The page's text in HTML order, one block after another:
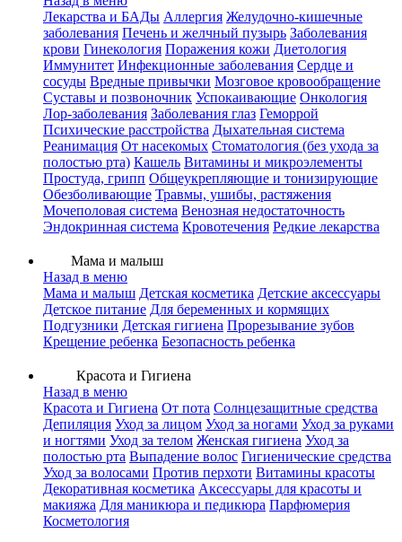
Лекарства и БАДы Аллергия Желудочно-кишечные
заболевания Печень и желчный пузырь Заболевания
крови Гинекология Поражения кожи Диетология
Иммунитет Инфекционные заболевания Сердце и
сосуды Вредные привычки Мозговое кровообращение
Суставы и позвоночник Успокаивающие Онкология
Лор-заболевания Заболевания глаз Геморрой
Психические расстройства Дыхательная система
Реанимация От насекомых Стоматология (без ухода за
полостью рта) Кашель Витамины и микроэлементы
Простуда, грипп Общеукрепляющие и тонизирующие
Обезболивающие Травмы, ушибы, растяжения
Мочеполовая система Венозная недостаточность
Эндокринная система Кровотечения Редкие лекарства
Мама и малыш
Назад в меню
Мама и малыш Детская косметика Детские аксессуары
Детское питание Для беременных и кормящих
Подгузники Детская гигиена Прорезывание зубов
Крещение ребенка Безопасность ребенка
Красота и Гигиена
Назад в меню
Красота и Гигиена От пота Солнцезащитные средства
Депиляция Уход за лицом Уход за ногами Уход за руками
и ногтями Уход за телом Женская гигиена Уход за
полостью рта Выпадение волос Гигиенические средства
Уход за волосами Против перхоти Витамины красоты
Декоративная косметика Аксессуары для красоты и
макияжа Для маникюра и педикюра Парфюмерия
Косметология